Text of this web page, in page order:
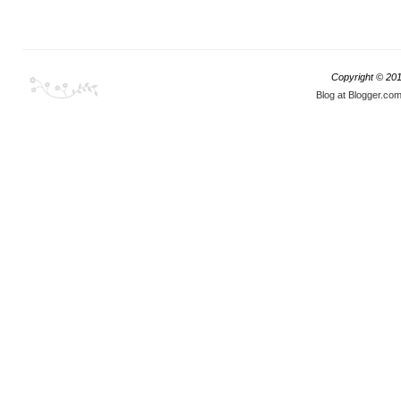
Copyright ©
Blog at Blogger.com